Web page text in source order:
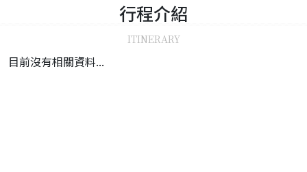
行程介紹
ITINERARY
目前沒有相關資料...